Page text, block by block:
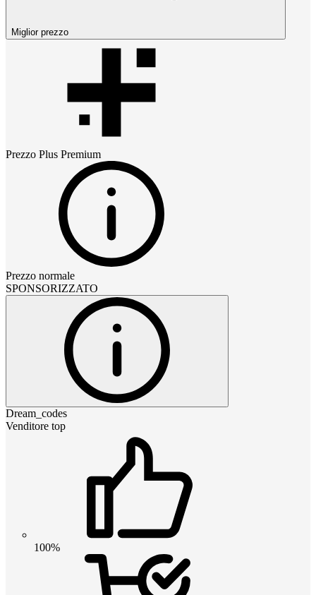
Miglior prezzo
Prezzo Plus Premium
Prezzo normale
SPONSORIZZATO
Dream_codes
Venditore top
100%